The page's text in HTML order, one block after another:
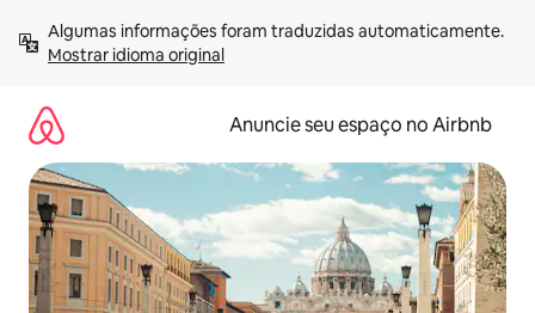
para
Mostrar idioma original
Anuncie seu espaço no Airbnb